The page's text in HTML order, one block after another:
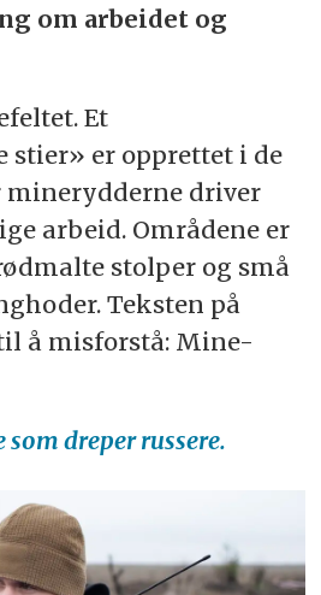
om arbeidet og
Et
er opprettet i de
minerydderne driver
arbeid. Områdene er
stolper og små
Teksten på
å misforstå: Mine-
som dreper russere.